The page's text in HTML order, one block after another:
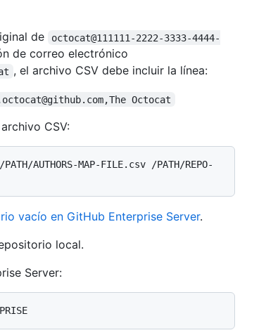
de
octocat@111111-2222-3333-4444-
de correo electrónico
, el archivo CSV debe incluir la línea:
Octocat
CSV:
MAP-FILE.csv /PATH/REPO-
vacío en GitHub Enterprise Server.
local.
Server: